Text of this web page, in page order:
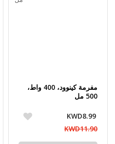
مفرمة كينوود، 400 واط،
500 مل
KWD8.99
KWD11.90